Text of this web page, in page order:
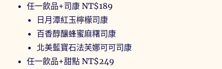
任一飲品+司康 NT$189
日月潭紅玉檸檬司康
百香醇釀蜂蜜麻糬司康
北美藍寶石法芙娜可可司康
任一飲品+甜點 NT$249